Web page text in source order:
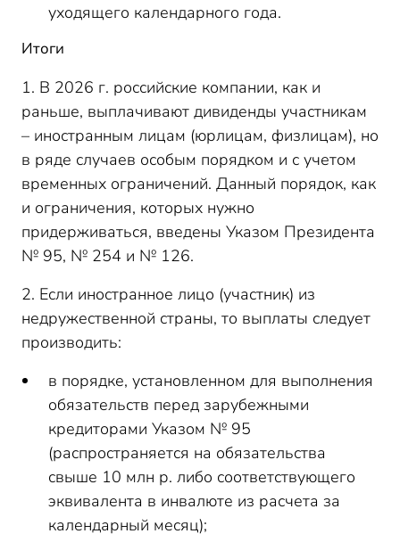
уходящего календарного года.
Итоги
1. В 2026 г. российские компании, как и
раньше, выплачивают дивиденды участникам
– иностранным лицам (юрлицам, физлицам), но
в ряде случаев особым порядком и с учетом
временных ограничений. Данный порядок, как
и ограничения, которых нужно
придерживаться, введены Указом Президента
№ 95, № 254 и № 126.
2. Если иностранное лицо (участник) из
недружественной страны, то выплаты следует
производить:
в порядке, установленном для выполнения
обязательств перед зарубежными
кредиторами Указом № 95
(распространяется на обязательства
свыше 10 млн р. либо соответствующего
эквивалента в инвалюте из расчета за
календарный месяц);